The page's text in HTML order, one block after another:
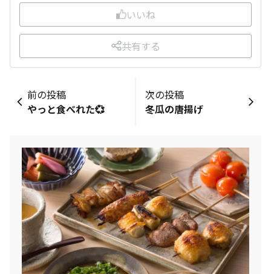
いいね
共有する
前の投稿
やっと食べれた💞
次の投稿
冬瓜の唐揚げ